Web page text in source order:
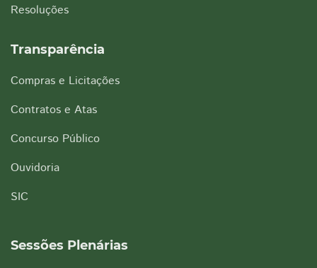
Resoluções
Transparência
Compras e Licitações
Contratos e Atas
Concurso Público
Ouvidoria
SIC
Sessões Plenárias